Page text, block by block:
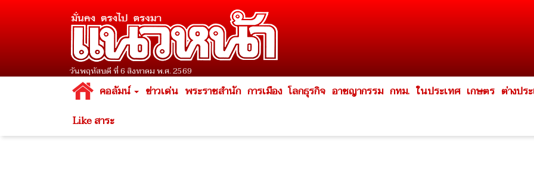
วันพฤหัสบดี ที่ 6 สิงหาคม พ.ศ. 2569
คอลัมน์ ข่าวเด่น พระราชสำนัก การเมือง โลกธุรกิจ อาชญากรรม กทม. ในประเทศ เกษตร ต่างปร
Like สาระ